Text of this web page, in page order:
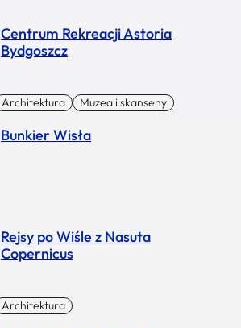
Centrum Rekreacji Astoria
Bydgoszcz
Architektura Muzea i skanseny
Bunkier Wisła
Rejsy po Wiśle z Nasuta
Copernicus
Architektura